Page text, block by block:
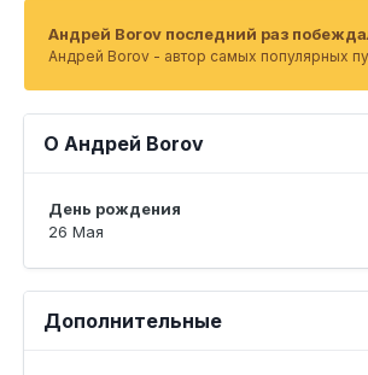
Андрей Borov последний раз
Андрей Borov - автор самых популярных
О Андрей Borov
День рождения
26 Мая
Дополнительные